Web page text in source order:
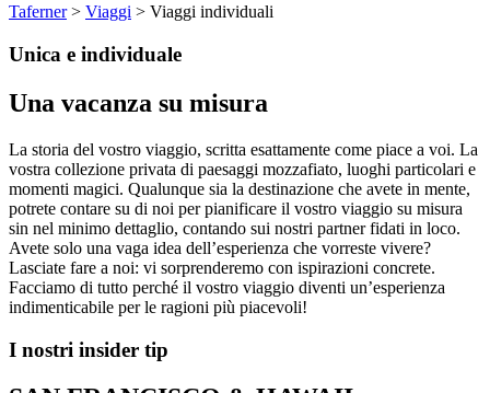
Taferner> Viaggi > Viaggi individuali
Unica e individuale
Una vacanza su misura
La storia del vostro viaggio, scritta esattamente come piace a voi. La
vostra collezione privata di paesaggi mozzafiato, luoghi particolari e
momenti magici. Qualunque sia la destinazione che avete in mente,
potrete contare su di noi per pianificare il vostro viaggio su misura
sin nel minimo dettaglio, contando sui nostri partner fidati in loco.
Avete solo una vaga idea dell’esperienza che vorreste vivere?
Lasciate fare a noi: vi sorprenderemo con ispirazioni concrete.
Facciamo di tutto perché il vostro viaggio diventi un’esperienza
indimenticabile per le ragioni più piacevoli!
I nostri insider tip